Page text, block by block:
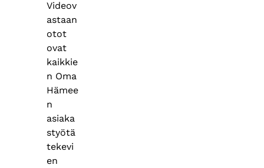
Videov
astaan
otot
ovat
kaikkie
n Oma
Hämee
n
asiaka
styötä
tekevi
en